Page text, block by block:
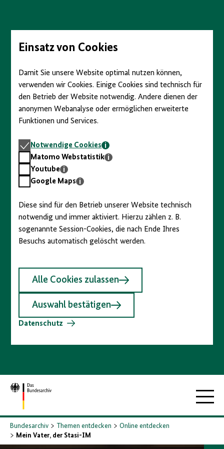
Seiteninhalt
springenEinsatz von Cookies
Damit Sie unsere Website optimal nutzen können,
verwenden wir Cookies. Einige Cookies sind technisch für
den Betrieb der Website notwendig. Andere dienen der
anonymen Webanalyse oder ermöglichen erweiterte
Funktionen und Services.
Notwendige
Cookies
Notwendige Cookies
Matomo
Webstatistik
Matomo Webstatistik
Youtube
Youtube
GoogleGoogle Maps
Diese sind für den Betrieb unserer Website technisch
notwendig und immer aktiviert. Hierzu zählen z. B.
sogenannte Session-Cookies, die nach Ende Ihres
Besuchs automatisch gelöscht werden.
Alle Cookies zulassen
Auswahl bestätigen
Datenschutz
Zur
Startseite
Bundesarchiv Themen entdecken
Online entdecken
Mein Vater, der Stasi-IM